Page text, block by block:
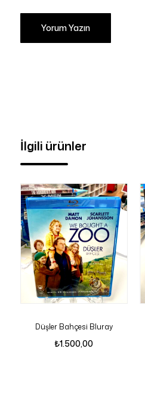
Yorum Yazın
İlgili ürünler
Düşler Bahçesi Bluray
₺1.500,00